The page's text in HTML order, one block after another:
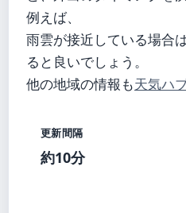
例えば、
雨雲が接近している場合
ると良いでしょう。
他の地域の情報も天気ハ
更新間隔
約10分